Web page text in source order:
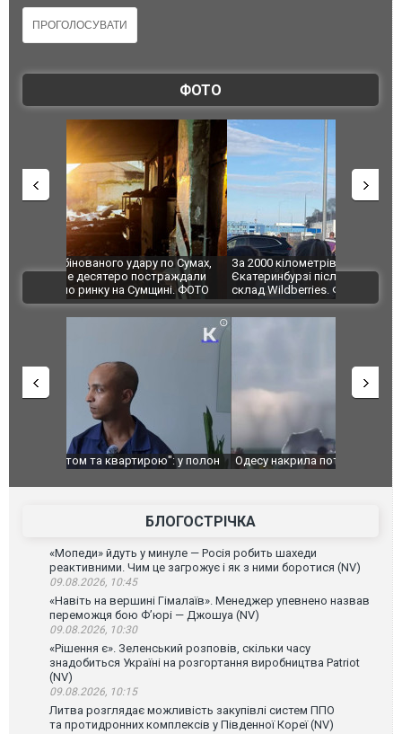
ФОТО
За 2000 кілометрів від кордону з Україною: в
Єкатеринбурзі після атаки дронів загорівся
склад Wildberries. ФОТО. ВІДЕО
"Мої
ВІДЕО
Одесу накрила потужна злива з градом та
Вже
БЛОГОСТРІЧКА
«Мопеди» йдуть у минуле — Росія робить шахеди
реактивними. Чим це загрожує і як з ними боротися (NV)
09.08.2026, 10:45
«Навіть на вершині Гімалаїв». Менеджер упевнено назвав
переможця бою Ф’юрі — Джошуа (NV)
09.08.2026, 10:30
«Рішення є». Зеленський розповів, скільки часу
знадобиться Україні на розгортання виробництва Patriot
(NV)
09.08.2026, 10:15
Литва розглядає можливість закупівлі систем ППО
та протидронних комплексів у Південної Кореї (NV)